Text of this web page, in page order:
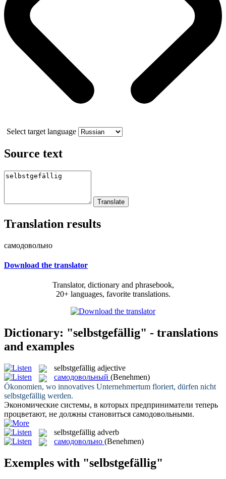
Select target language
Source text
Translation results
самодовольно
Download the translator
Translator, dictionary and phrasebook,
20+ languages, favorite translations.
Dictionary: "selbstgefällig" - translations
and examples
selbstgefällig adjective
самодовольный (Benehmen)
Ökonomien, wo innovatives Unternehmertum floriert, dürfen nicht
selbstgefällig werden.
Экономические системы, в которых предприниматели теперь
процветают, не должны становиться самодовольными.
selbstgefällig adverb
самодовольно (Benehmen)
Exemples with "selbstgefällig"